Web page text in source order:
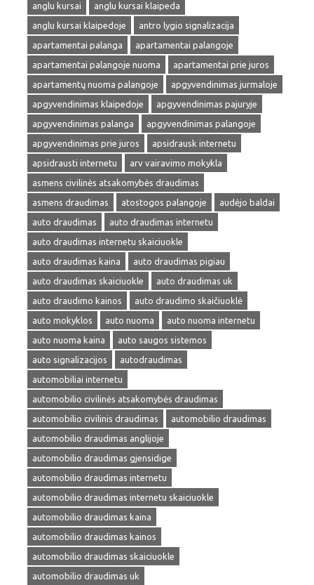
anglu kursai
anglu kursai klaipeda
anglu kursai klaipedoje
antro lygio signalizacija
apartamentai palanga
apartamentai palangoje
apartamentai palangoje nuoma
apartamentai prie juros
apartamentų nuoma palangoje
apgyvendinimas jurmaloje
apgyvendinimas klaipedoje
apgyvendinimas pajuryje
apgyvendinimas palanga
apgyvendinimas palangoje
apgyvendinimas prie juros
apsidrausk internetu
apsidrausti internetu
arv vairavimo mokykla
asmens civilinės atsakomybės draudimas
asmens draudimas
atostogos palangoje
audėjo baldai
auto draudimas
auto draudimas internetu
auto draudimas internetu skaiciuokle
auto draudimas kaina
auto draudimas pigiau
auto draudimas skaiciuokle
auto draudimas uk
auto draudimo kainos
auto draudimo skaičiuoklė
auto mokyklos
auto nuoma
auto nuoma internetu
auto nuoma kaina
auto saugos sistemos
auto signalizacijos
autodraudimas
automobiliai internetu
automobilio civilinės atsakomybės draudimas
automobilio civilinis draudimas
automobilio draudimas
automobilio draudimas anglijoje
automobilio draudimas gjensidige
automobilio draudimas internetu
automobilio draudimas internetu skaiciuokle
automobilio draudimas kaina
automobilio draudimas kainos
automobilio draudimas skaiciuokle
automobilio draudimas uk